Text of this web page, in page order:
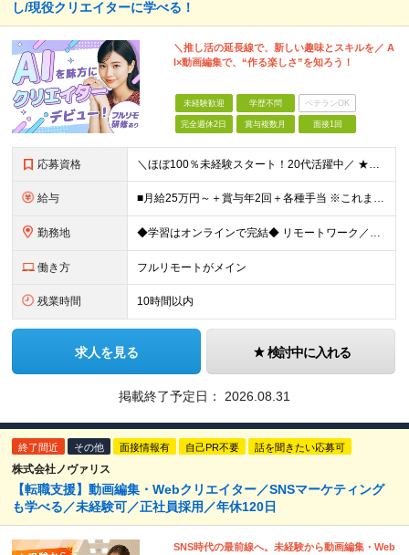
し/現役クリエイターに学べる！
＼推し活の延長線で、新しい趣味とスキルを／ A
I×動画編集で、“作る楽しさ”を知ろう！
未経験歓迎 学歴不問 ベテランOK
完全週休2日 賞与複数月 面接1回
応募資格 ＼ほぼ100％未経験スタート！20代活躍中／ ★未経験OK ★学歴不問／第二新卒歓迎 ★35歳以下の方（若年層の長期キャリア形成を図るため） ＜こんな方は大歓迎！＞ ・YouTubeやTikTokな
給与 ■月給25万円～＋賞与年2回＋各種手当 ※これまでの経験・スキル・前職の給与を考慮して決定します ※上記には、固定残業代（月20時間分／32,500円～）が含まれます ＜研修期間（7ヶ月～最大10ヶ
勤務地 ◆学習はオンラインで完結◆ リモートワーク／フルリモート案件あり・転勤なし ◇本社(秋葉原)または一都三県のクライアント先 ※勤務地につきましては、ご相談の上で配属 ＜本社＞ ◇東京都台東区台東1
働き方 フルリモートがメイン
残業時間 10時間以内
求人を見る 検討中に入れる
掲載終了予定日： 2026.08.31
終了間近 その他 面接情報有 自己PR不要 話を聞きたい応募可
株式会社ノヴァリス
【転職支援】動画編集・Webクリエイター／SNSマーケティング
も学べる／未経験可／正社員採用／年休120日
SNS時代の最前線へ。未経験から動画編集・Web